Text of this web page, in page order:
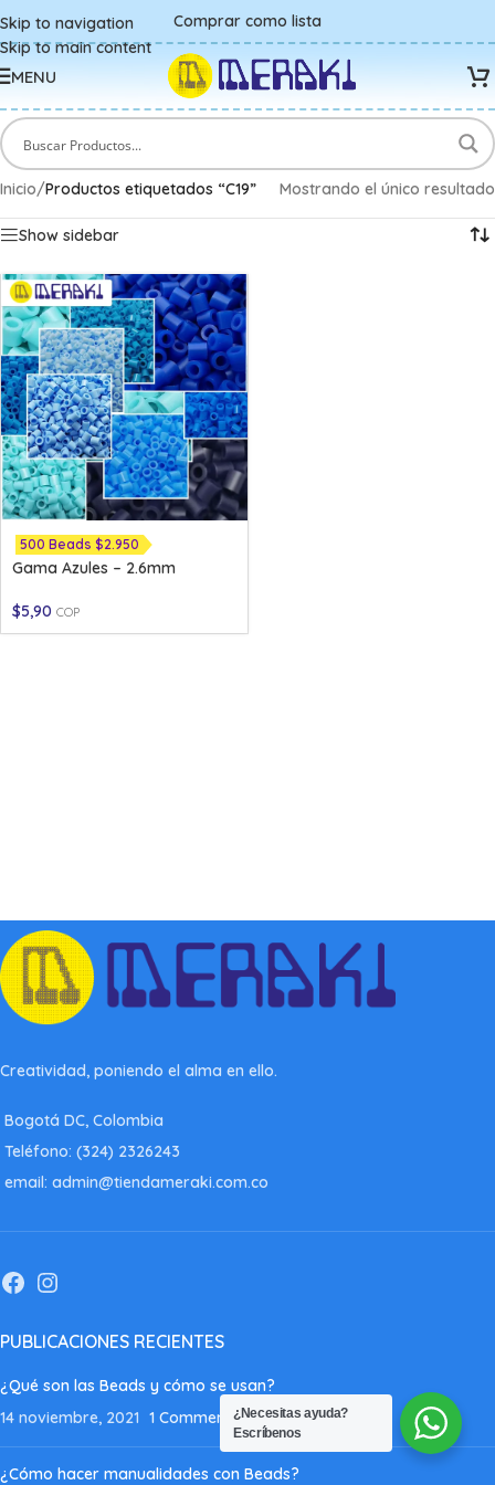
Skip to navigation
Skip to main content
Comprar como lista
MENU
Inicio/Productos etiquetados “C19” Mostrando el único resultado
Show sidebar
500 Beads $2.950
Gama Azules – 2.6mm
$5,90 COP
Creatividad, poniendo el alma en ello.
Bogotá DC, Colombia
Teléfono: (324) 2326243
email: admin@tiendameraki.com.co
PUBLICACIONES RECIENTES
¿Qué son las Beads y cómo se usan?
14 noviembre, 2021 1 Comment
¿Cómo hacer manualidades con Beads?
¿Necesitas ayuda?
Escríbenos